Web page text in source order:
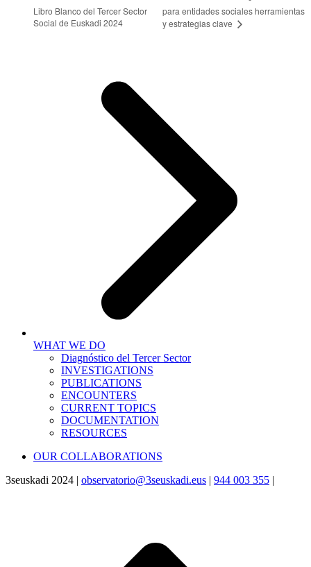
Libro Blanco del Tercer Sector
Social de Euskadi 2024
para entidades sociales herramientas
y estrategias clave
WHAT WE DO
Diagnóstico del Tercer Sector
INVESTIGATIONS
PUBLICATIONS
ENCOUNTERS
CURRENT TOPICS
DOCUMENTATION
RESOURCES
OUR COLLABORATIONS
3seuskadi 2024 | observatorio@3seuskadi.eus | 944 003 355 |